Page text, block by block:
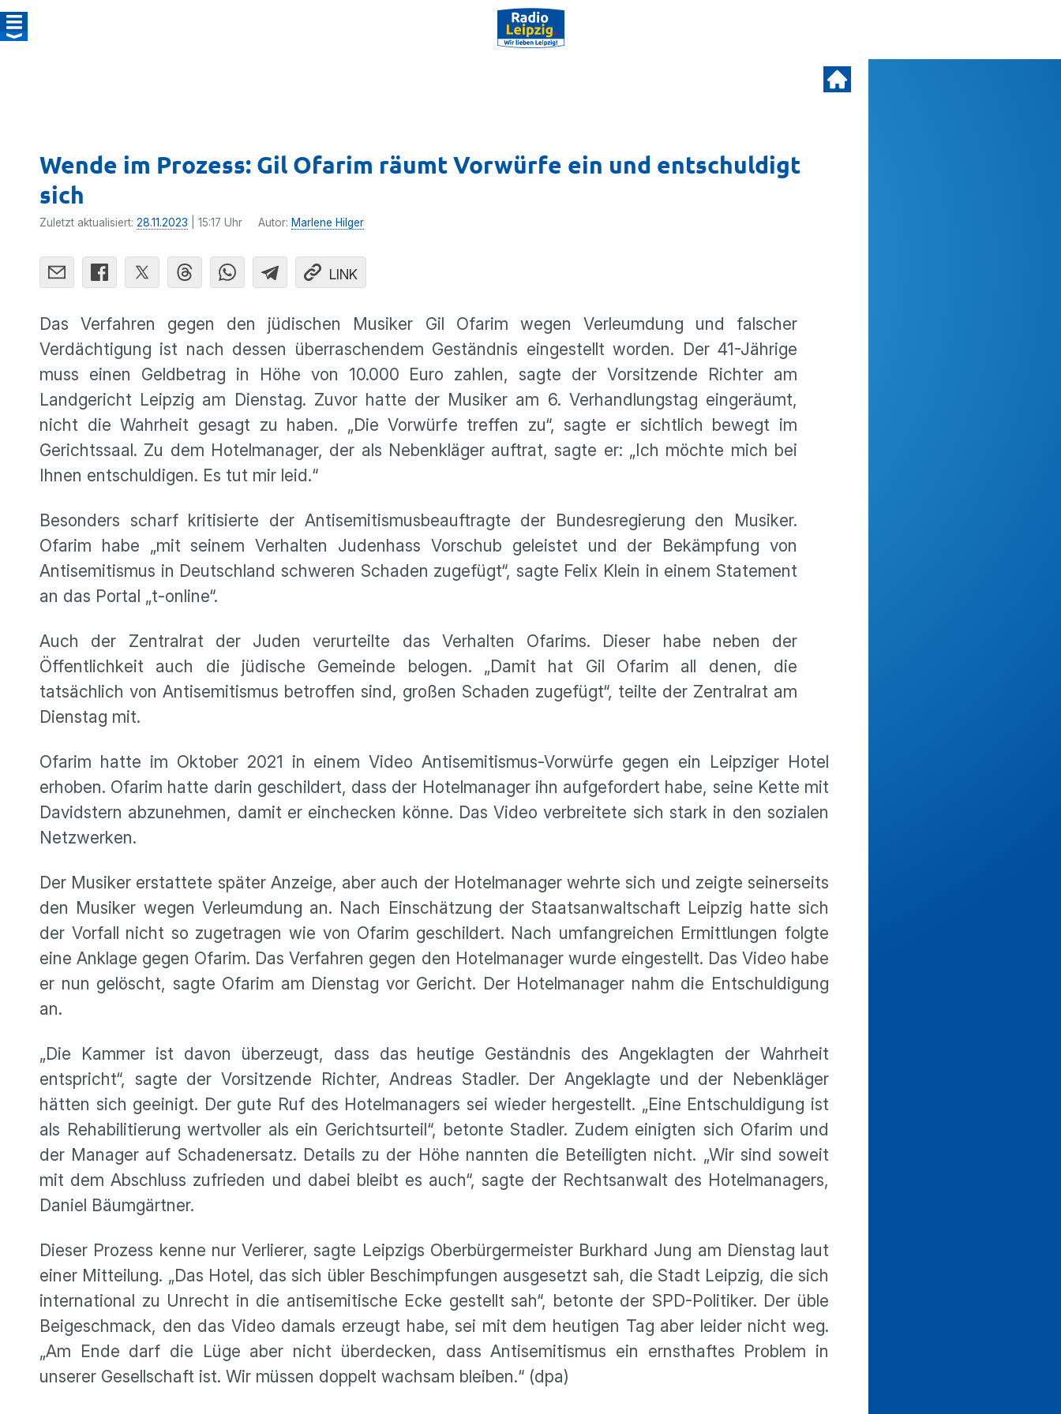
Wende im Prozess: Gil Ofarim räumt Vorwürfe ein und entschuldigt
sich
Zuletzt aktualisiert: 28.11.2023 | 15:17 Uhr Autor: Marlene Hilger
LINK
Das Verfahren gegen den jüdischen Musiker Gil Ofarim wegen Verleumdung und falscher
Verdächtigung ist nach dessen überraschendem Geständnis eingestellt worden. Der 41-Jährige
muss einen Geldbetrag in Höhe von 10.000 Euro zahlen, sagte der Vorsitzende Richter am
Landgericht Leipzig am Dienstag. Zuvor hatte der Musiker am 6. Verhandlungstag eingeräumt,
nicht die Wahrheit gesagt zu haben. „Die Vorwürfe treffen zu“, sagte er sichtlich bewegt im
Gerichtssaal. Zu dem Hotelmanager, der als Nebenkläger auftrat, sagte er: „Ich möchte mich bei
Ihnen entschuldigen. Es tut mir leid.“
Besonders scharf kritisierte der Antisemitismusbeauftragte der Bundesregierung den Musiker.
Ofarim habe „mit seinem Verhalten Judenhass Vorschub geleistet und der Bekämpfung von
Antisemitismus in Deutschland schweren Schaden zugefügt“, sagte Felix Klein in einem Statement
an das Portal „t-online“.
Auch der Zentralrat der Juden verurteilte das Verhalten Ofarims. Dieser habe neben der
Öffentlichkeit auch die jüdische Gemeinde belogen. „Damit hat Gil Ofarim all denen, die
tatsächlich von Antisemitismus betroffen sind, großen Schaden zugefügt“, teilte der Zentralrat am
Dienstag mit.
Ofarim hatte im Oktober 2021 in einem Video Antisemitismus-Vorwürfe gegen ein Leipziger Hotel
erhoben. Ofarim hatte darin geschildert, dass der Hotelmanager ihn aufgefordert habe, seine Kette mit
Davidstern abzunehmen, damit er einchecken könne. Das Video verbreitete sich stark in den sozialen
Netzwerken.
Der Musiker erstattete später Anzeige, aber auch der Hotelmanager wehrte sich und zeigte seinerseits
den Musiker wegen Verleumdung an. Nach Einschätzung der Staatsanwaltschaft Leipzig hatte sich
der Vorfall nicht so zugetragen wie von Ofarim geschildert. Nach umfangreichen Ermittlungen folgte
eine Anklage gegen Ofarim. Das Verfahren gegen den Hotelmanager wurde eingestellt. Das Video habe
er nun gelöscht, sagte Ofarim am Dienstag vor Gericht. Der Hotelmanager nahm die Entschuldigung
an.
„Die Kammer ist davon überzeugt, dass das heutige Geständnis des Angeklagten der Wahrheit
entspricht“, sagte der Vorsitzende Richter, Andreas Stadler. Der Angeklagte und der Nebenkläger
hätten sich geeinigt. Der gute Ruf des Hotelmanagers sei wieder hergestellt. „Eine Entschuldigung ist
als Rehabilitierung wertvoller als ein Gerichtsurteil“, betonte Stadler. Zudem einigten sich Ofarim und
der Manager auf Schadenersatz. Details zu der Höhe nannten die Beteiligten nicht. „Wir sind soweit
mit dem Abschluss zufrieden und dabei bleibt es auch“, sagte der Rechtsanwalt des Hotelmanagers,
Daniel Bäumgärtner.
Dieser Prozess kenne nur Verlierer, sagte Leipzigs Oberbürgermeister Burkhard Jung am Dienstag laut
einer Mitteilung. „Das Hotel, das sich übler Beschimpfungen ausgesetzt sah, die Stadt Leipzig, die sich
international zu Unrecht in die antisemitische Ecke gestellt sah“, betonte der SPD-Politiker. Der üble
Beigeschmack, den das Video damals erzeugt habe, sei mit dem heutigen Tag aber leider nicht weg.
„Am Ende darf die Lüge aber nicht überdecken, dass Antisemitismus ein ernsthaftes Problem in
unserer Gesellschaft ist. Wir müssen doppelt wachsam bleiben.“ (dpa)